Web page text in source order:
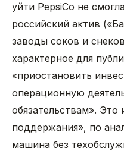
уйти PepsiCo не
российский актив
заводы соков и
характерное для
«приостановить
операционную
обязательствам».
поддержания», по
машина без